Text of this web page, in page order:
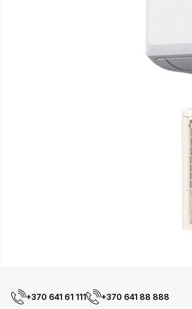
+370 641 61 111 +370 641 88 888